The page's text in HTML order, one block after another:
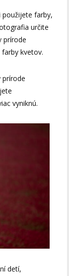
použijete farby,
určite
prírode
kvetov.
prírode
vyniknú.
detí,